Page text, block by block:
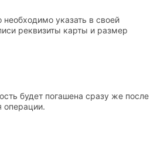
необходимо указать в своей
реквизиты карты и размер
будет погашена сразу же после
операции.